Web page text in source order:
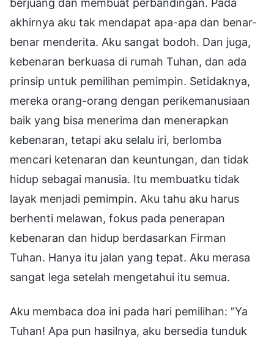
akhirnya aku tak mendapat apa-apa dan benar-
benar menderita. Aku sangat bodoh. Dan juga,
kebenaran berkuasa di rumah Tuhan, dan ada
prinsip untuk pemilihan pemimpin. Setidaknya,
mereka orang-orang dengan perikemanusiaan
baik yang bisa menerima dan menerapkan
kebenaran, tetapi aku selalu iri, berlomba
mencari ketenaran dan keuntungan, dan tidak
hidup sebagai manusia. Itu membuatku tidak
layak menjadi pemimpin. Aku tahu aku harus
berhenti melawan, fokus pada penerapan
kebenaran dan hidup berdasarkan Firman
Tuhan. Hanya itu jalan yang tepat. Aku merasa
sangat lega setelah mengetahui itu semua.
Aku membaca doa ini pada hari pemilihan: "Ya
Tuhan! Apa pun hasilnya, aku bersedia tunduk